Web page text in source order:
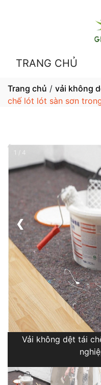
TRANG CHỦ
Trang chủ / vải không
chế lót lót sàn sơn
1 / 4
❮
Vải không dệt tái